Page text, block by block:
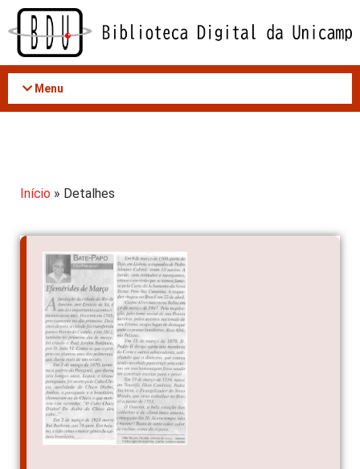
Acessar
conteúdo
Menu
Início » Detalhes